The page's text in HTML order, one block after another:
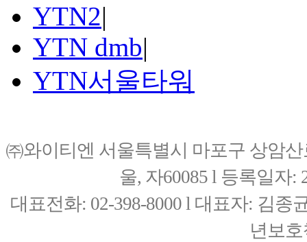
YTN2|
YTN dmb|
YTN서울타워
㈜와이티엔 서울특별시 마포구 상암
울, 자60085 l 등록일자:
대표전화: 02-398-8000 l 대표자: 김종
년보